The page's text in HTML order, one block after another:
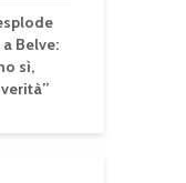
Belve:
sì,